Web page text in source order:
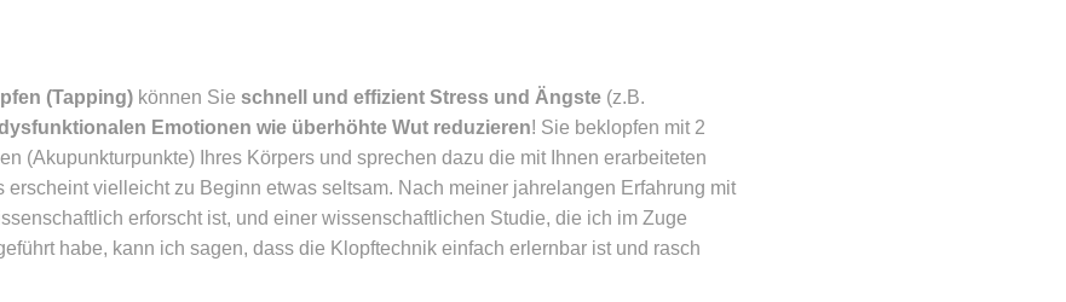
(Tapping) können Sie schnell und effizient Stress und Ängste (z.B.
Emotionen wie überhöhte Wut reduzieren! Sie beklopfen mit 2
(Akupunkturpunkte) Ihres Körpers und sprechen dazu die mit Ihnen erarbeiteten
erscheint vielleicht zu Beginn etwas seltsam. Nach meiner jahrelangen Erfahrung mit
erforscht ist, und einer wissenschaftlichen Studie, die ich im Zuge
habe, kann ich sagen, dass die Klopftechnik einfach erlernbar ist und rasch